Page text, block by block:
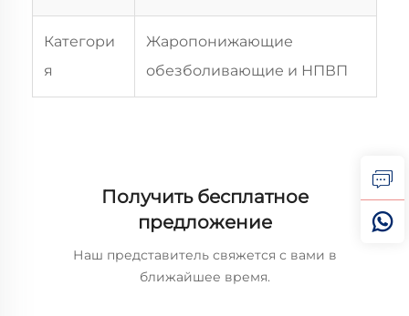
Категори
я
Жаропонижающие
обезболивающие и НПВП
Получить бесплатное
предложение
Наш представитель свяжется с вами в
ближайшее время.